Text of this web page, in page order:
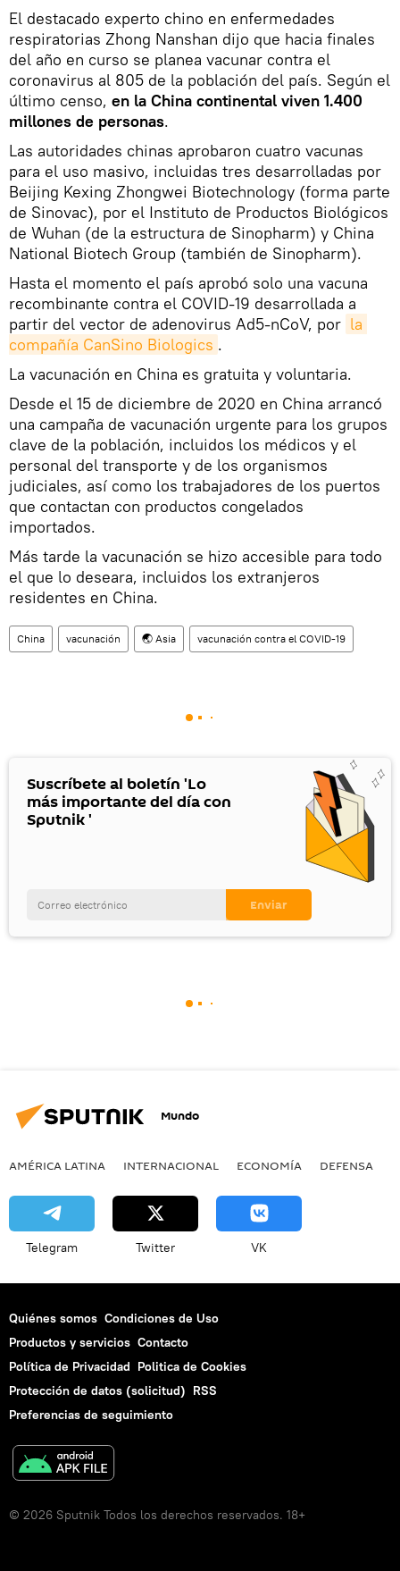
El destacado experto chino en enfermedades
respiratorias Zhong Nanshan dijo que hacia finales
del año en curso se planea vacunar contra el
coronavirus al 805 de la población del país. Según el
último censo, en la China continental viven 1.400
millones de personas.
Las autoridades chinas aprobaron cuatro vacunas
para el uso masivo, incluidas tres desarrolladas por
Beijing Kexing Zhongwei Biotechnology (forma parte
de Sinovac), por el Instituto de Productos Biológicos
de Wuhan (de la estructura de Sinopharm) y China
National Biotech Group (también de Sinopharm).
Hasta el momento el país aprobó solo una vacuna
recombinante contra el COVID-19 desarrollada a
partir del vector de adenovirus Ad5-nCoV, por la
compañía CanSino Biologics .
La vacunación en China es gratuita y voluntaria.
Desde el 15 de diciembre de 2020 en China arrancó
una campaña de vacunación urgente para los grupos
clave de la población, incluidos los médicos y el
personal del transporte y de los organismos
judiciales, así como los trabajadores de los puertos
que contactan con productos congelados
importados.
Más tarde la vacunación se hizo accesible para todo
el que lo deseara, incluidos los extranjeros
residentes en China.
China vacunación 🌏 Asia vacunación contra el COVID-19
Suscríbete al boletín 'Lo
más importante del día con
Sputnik '
Mundo
AMÉRICA LATINA INTERNACIONAL ECONOMÍA DEFENSA
Telegram Twitter VK
Quiénes somos Condiciones de Uso
Productos y servicios Contacto
Política de Privacidad Politica de Cookies
Protección de datos (solicitud) RSS
Preferencias de seguimiento
© 2026 Sputnik Todos los derechos reservados. 18+